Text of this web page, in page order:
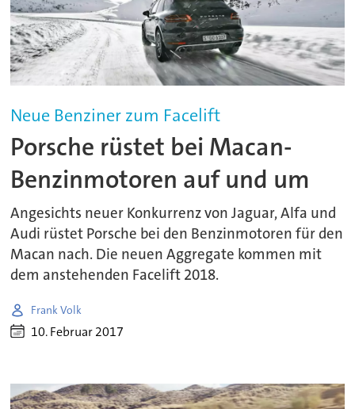
Neue Benziner zum Facelift
Porsche rüstet bei Macan-
Benzinmotoren auf und um
Angesichts neuer Konkurrenz von Jaguar, Alfa und
Audi rüstet Porsche bei den Benzinmotoren für den
Macan nach. Die neuen Aggregate kommen mit
dem anstehenden Facelift 2018.
Frank Volk
10. Februar 2017